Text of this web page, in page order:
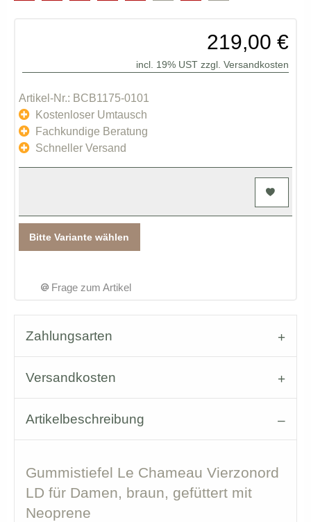
219,00 €
incl. 19% UST zzgl. Versandkosten
Artikel-Nr.: BCB1175-0101
Kostenloser Umtausch
Fachkundige Beratung
Schneller Versand
Bitte Variante wählen
Frage zum Artikel
Zahlungsarten
Versandkosten
Artikelbeschreibung
Gummistiefel Le Chameau Vierzonord
LD für Damen, braun, gefüttert mit
Neoprene